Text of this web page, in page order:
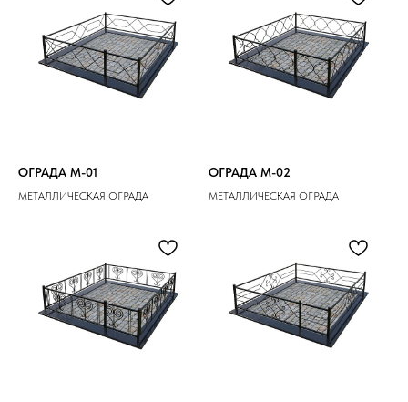
ОГРАДА M-01
МЕТАЛЛИЧЕСКАЯ ОГРАДА
ОГРАДА M-02
МЕТАЛЛИЧЕСКАЯ ОГРАДА